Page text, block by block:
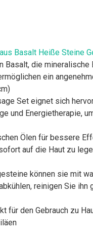
Basalt Heiße Steine
die
ein
Set eignet sich
und Energietherapie,
Ölen für bessere
auf die Haut zu
können sie mit
reinigen Sie
den Gebrauch zu